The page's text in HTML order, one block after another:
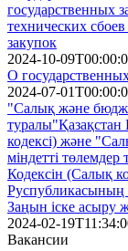
государственных
технических
закупок
2024-10-
О
2024-07-
"Салық және
кодексі) және
міндетті
Кодексін (Салық
Руспубликасының
Заңын іске асыру
2024-02-
Вакансии